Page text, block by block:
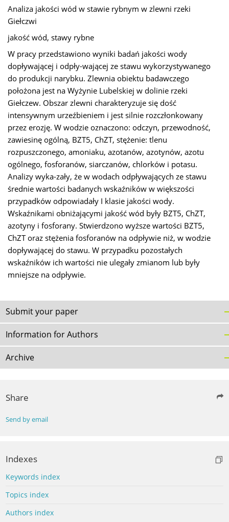
Analiza jakości wód w stawie rybnym w zlewni rzeki
Giełczwi
jakość wód, stawy rybne
W pracy przedstawiono wyniki badań jakości wody
dopływającej i odpły-wającej ze stawu wykorzystywanego
do produkcji narybku. Zlewnia obiektu badawczego
położona jest na Wyżynie Lubelskiej w dolinie rzeki
Giełczew. Obszar zlewni charakteryzuje się dość
intensywnym urzeźbieniem i jest silnie rozczłonkowany
przez erozję. W wodzie oznaczono: odczyn, przewodność,
zawiesinę ogólną, BZT5, ChZT, stężenie: tlenu
rozpuszczonego, amoniaku, azotanów, azotynów, azotu
ogólnego, fosforanów, siarczanów, chlorków i potasu.
Analizy wyka-zały, że w wodach odpływających ze stawu
średnie wartości badanych wskaźników w większości
przypadków odpowiadały I klasie jakości wody.
Wskaźnikami obniżającymi jakość wód były BZT5, ChZT,
azotyny i fosforany. Stwierdzono wyższe wartości BZT5,
ChZT oraz stężenia fosforanów na odpływie niż, w wodzie
dopływającej do stawu. W przypadku pozostałych
wskaźników ich wartości nie ulegały zmianom lub były
mniejsze na odpływie.
Submit your paper
Information for Authors
Archive
Share
Send by email
Indexes
Keywords index
Topics index
Authors index